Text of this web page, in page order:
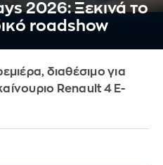
2026: Ξεκινά το
roadshow
διαθέσιμο για
Renault 4 E-